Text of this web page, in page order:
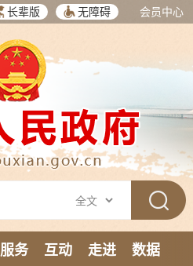
长辈版 无障碍 会员中心
服务 互动 走进
数据